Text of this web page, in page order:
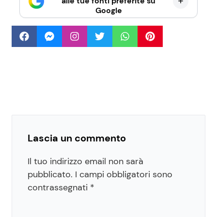
Google
Lascia un commento
Il tuo indirizzo email non sarà
pubblicato. I campi obbligatori sono
contrassegnati *